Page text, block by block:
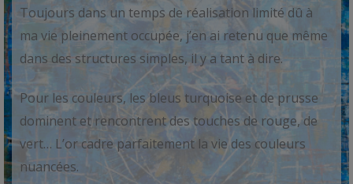
Toujours dans un temps de réalisation limité dû à
ma vie pleinement occupée, j’en ai retenu que même
dans des structures simples, il y a tant à dire.
Pour les couleurs, les bleus turquoise et de prusse
dominent et rencontrent des touches de rouge, de
vert… L’or cadre parfaitement la vie des couleurs
nuancées.